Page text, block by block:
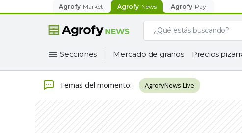
Agrofy Market Agrofy News Agrofy Pay
Secciones Mercado de granos Precios
Temas del momento: AgrofyNews Live